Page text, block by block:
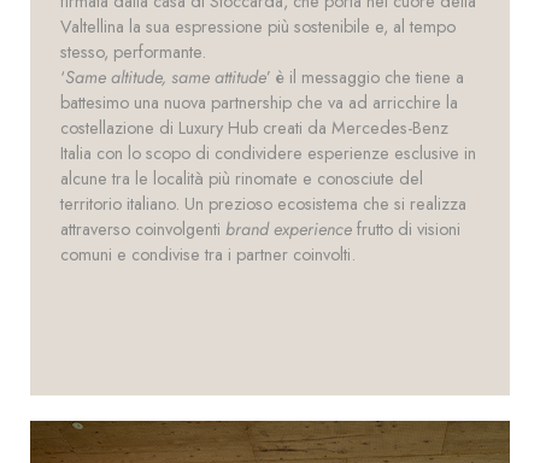
Valtellina la sua espressione più sostenibile e, al tempo
stesso, performante.
‘Same altitude, same attitude’ è il messaggio che tiene a
battesimo una nuova partnership che va ad arricchire la
costellazione di Luxury Hub creati da Mercedes-Benz
Italia con lo scopo di condividere esperienze esclusive in
alcune tra le località più rinomate e conosciute del
territorio italiano. Un prezioso ecosistema che si realizza
attraverso coinvolgenti brand experience frutto di visioni
comuni e condivise tra i partner coinvolti.